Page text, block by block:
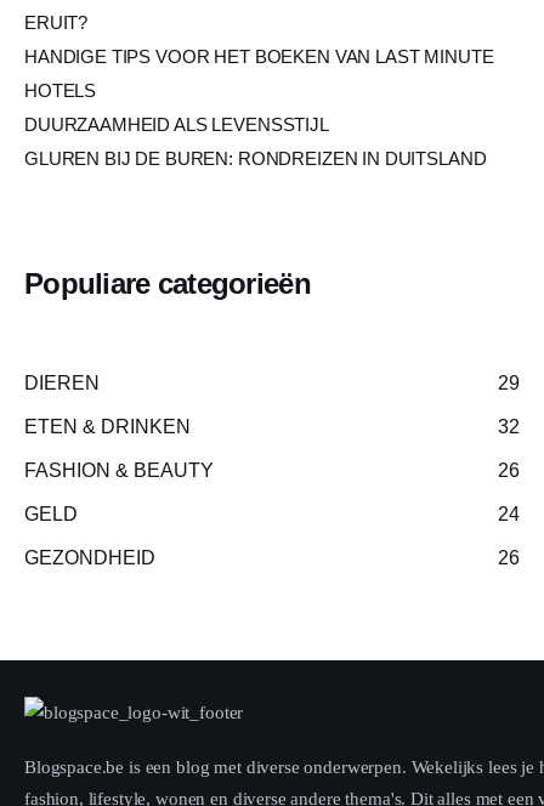
ERUIT?
HANDIGE TIPS VOOR HET BOEKEN VAN LAST MINUTE
HOTELS
DUURZAAMHEID ALS LEVENSSTIJL
GLUREN BIJ DE BUREN: RONDREIZEN IN DUITSLAND
Populiare categorieën
DIEREN 29
ETEN & DRINKEN 32
FASHION & BEAUTY 26
GELD 24
GEZONDHEID 26
Blogspace.be is een blog met diverse onderwerpen. Wekelijks lees je
fashion, lifestyle, wonen en diverse andere thema's. Dit alles met een